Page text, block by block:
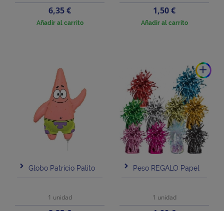
Precio
6,35 €
Añadir al carrito
Precio
1,50 €
Añadir al carrito
Globo Patricio Palito
1 unidad
add
Peso REGALO Papel
1 unidad